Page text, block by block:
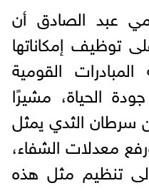
عبد الصادق أن
توظيف إمكاناتها
القومية
الحياة، مشيرًا
سرطان الثدي يمثل
معدلات الشفاء،
تنظيم مثل هذه